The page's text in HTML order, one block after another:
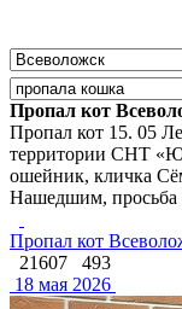
Пропал кот
Пропал кот 15. 05
территории СНТ
ошейник, кличка
Нашедшим, просьба
Пропал кот
21607
493
18 мая 2026